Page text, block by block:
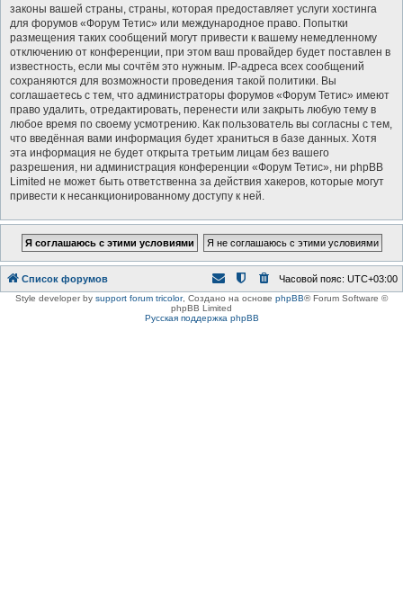
законы вашей страны, страны, которая предоставляет услуги хостинга
для форумов «Форум Тетис» или международное право. Попытки
размещения таких сообщений могут привести к вашему немедленному
отключению от конференции, при этом ваш провайдер будет поставлен в
известность, если мы сочтём это нужным. IP-адреса всех сообщений
сохраняются для возможности проведения такой политики. Вы
соглашаетесь с тем, что администраторы форумов «Форум Тетис» имеют
право удалить, отредактировать, перенести или закрыть любую тему в
любое время по своему усмотрению. Как пользователь вы согласны с тем,
что введённая вами информация будет храниться в базе данных. Хотя
эта информация не будет открыта третьим лицам без вашего
разрешения, ни администрация конференции «Форум Тетис», ни phpBB
Limited не может быть ответственна за действия хакеров, которые могут
привести к несанкционированному доступу к ней.
Список форумов Часовой пояс: UTC+03:00
Style developer by support forum tricolor, Создано на основе phpBB® Forum Software ©
phpBB Limited
Русская поддержка phpBB